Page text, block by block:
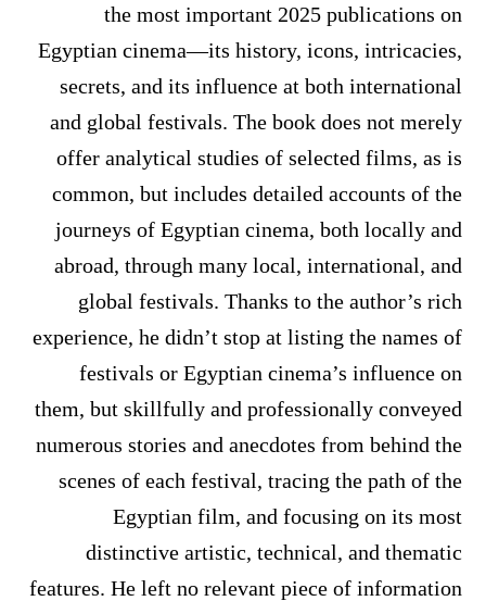
the most important 2025 publications on
Egyptian cinema—its history, icons, intricacies,
secrets, and its influence at both international
and global festivals. The book does not merely
offer analytical studies of selected films, as is
common, but includes detailed accounts of the
journeys of Egyptian cinema, both locally and
abroad, through many local, international, and
global festivals. Thanks to the author’s rich
experience, he didn’t stop at listing the names of
festivals or Egyptian cinema’s influence on
them, but skillfully and professionally conveyed
numerous stories and anecdotes from behind the
scenes of each festival, tracing the path of the
Egyptian film, and focusing on its most
distinctive artistic, technical, and thematic
features. He left no relevant piece of information